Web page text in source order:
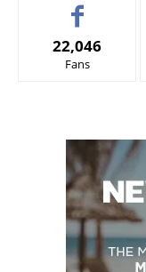
22,046
Fans